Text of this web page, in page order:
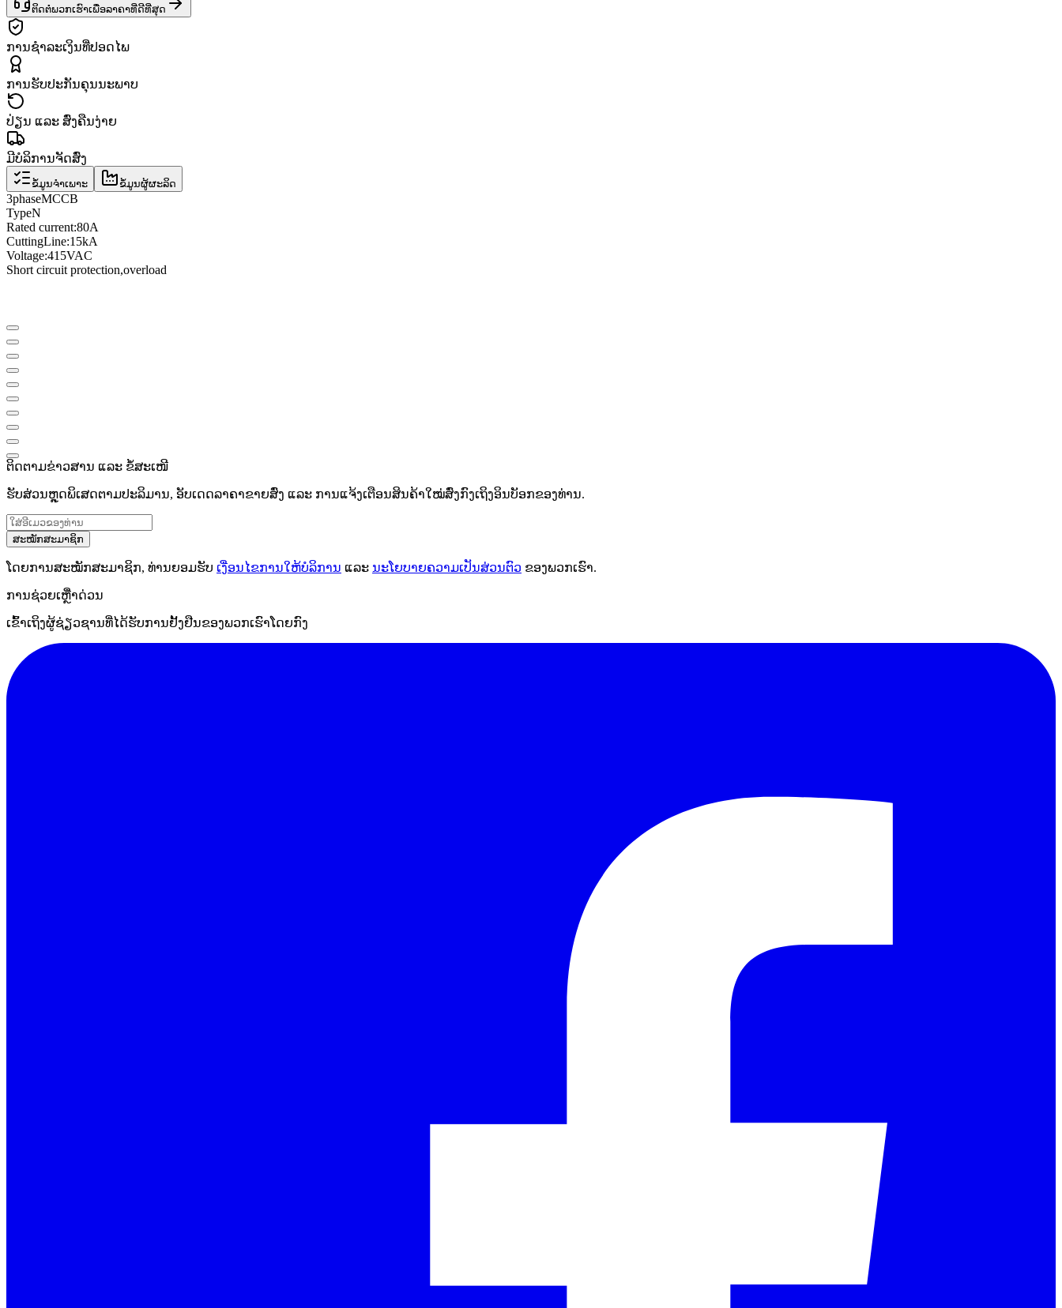
ຕິດຕໍ່ພວກເຮົາເພື່ອລາຄາທີ່ດີທີ່ສຸດ
ການຊຳລະເງິນທີ່ປອດໄພ
ການຮັບປະກັນຄຸນນະພາບ
ປ່ຽນ ແລະ ສົ່ງຄືນງ່າຍ
ມີບໍລິການຈັດສົ່ງ
ຂໍ້ມູນຈຳເພາະ ຂໍ້ມູນຜູ້ຜະລິດ
3phaseMCCB
TypeN
Rated current:80A
CuttingLine:15kA
Voltage:415VAC
Short circuit protection,overload
ຕິດຕາມຂ່າວສານ ແລະ ຂໍ້ສະເໜີ
ຮັບສ່ວນຫຼຸດພິເສດຕາມປະລິມານ, ອັບເດດລາຄາຂາຍສົ່ງ ແລະ ການແຈ້ງເຕືອນສິນຄ້າໃໝ່ສົ່ງກົງເຖິງອິນບັອກຂອງທ່ານ.
ສະໝັກສະມາຊິກ
ໂດຍການສະໝັກສະມາຊິກ, ທ່ານຍອມຮັບ ເງື່ອນໄຂການໃຫ້ບໍລິການ ແລະ ນະໂຍບາຍຄວາມເປັນສ່ວນຕົວ ຂອງພວກເຮົາ.
ການຊ່ວຍເຫຼືໍາດ່ວນ
ເຂົ້າເຖິງຜູ້ຊ່ຽວຊານທີ່ໄດ້ຮັບການຢັ້ງຢືນຂອງພວກເຮົາໂດຍກົງ